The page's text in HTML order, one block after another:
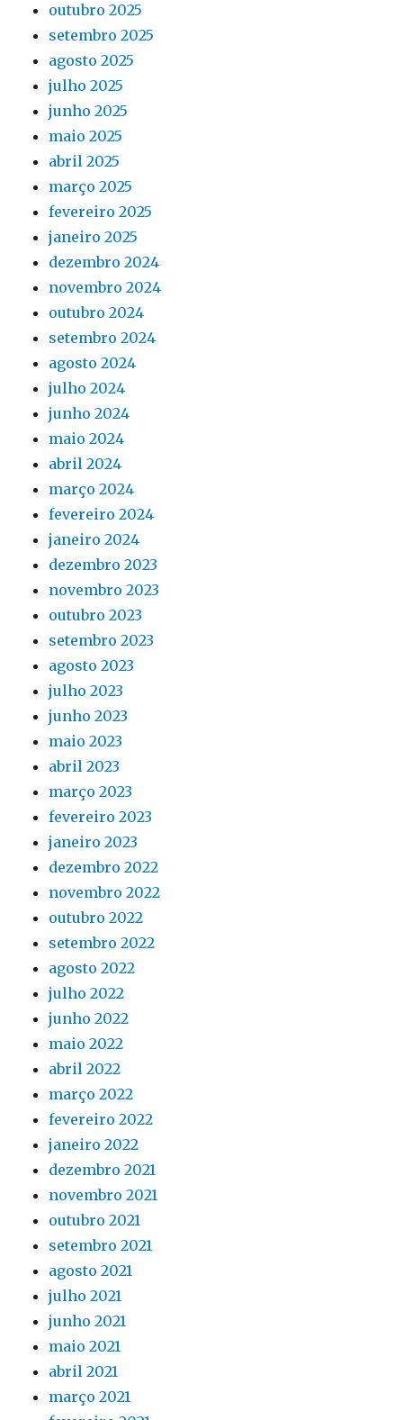
outubro 2025
setembro 2025
agosto 2025
julho 2025
junho 2025
maio 2025
abril 2025
março 2025
fevereiro 2025
janeiro 2025
dezembro 2024
novembro 2024
outubro 2024
setembro 2024
agosto 2024
julho 2024
junho 2024
maio 2024
abril 2024
março 2024
fevereiro 2024
janeiro 2024
dezembro 2023
novembro 2023
outubro 2023
setembro 2023
agosto 2023
julho 2023
junho 2023
maio 2023
abril 2023
março 2023
fevereiro 2023
janeiro 2023
dezembro 2022
novembro 2022
outubro 2022
setembro 2022
agosto 2022
julho 2022
junho 2022
maio 2022
abril 2022
março 2022
fevereiro 2022
janeiro 2022
dezembro 2021
novembro 2021
outubro 2021
setembro 2021
agosto 2021
julho 2021
junho 2021
maio 2021
abril 2021
março 2021